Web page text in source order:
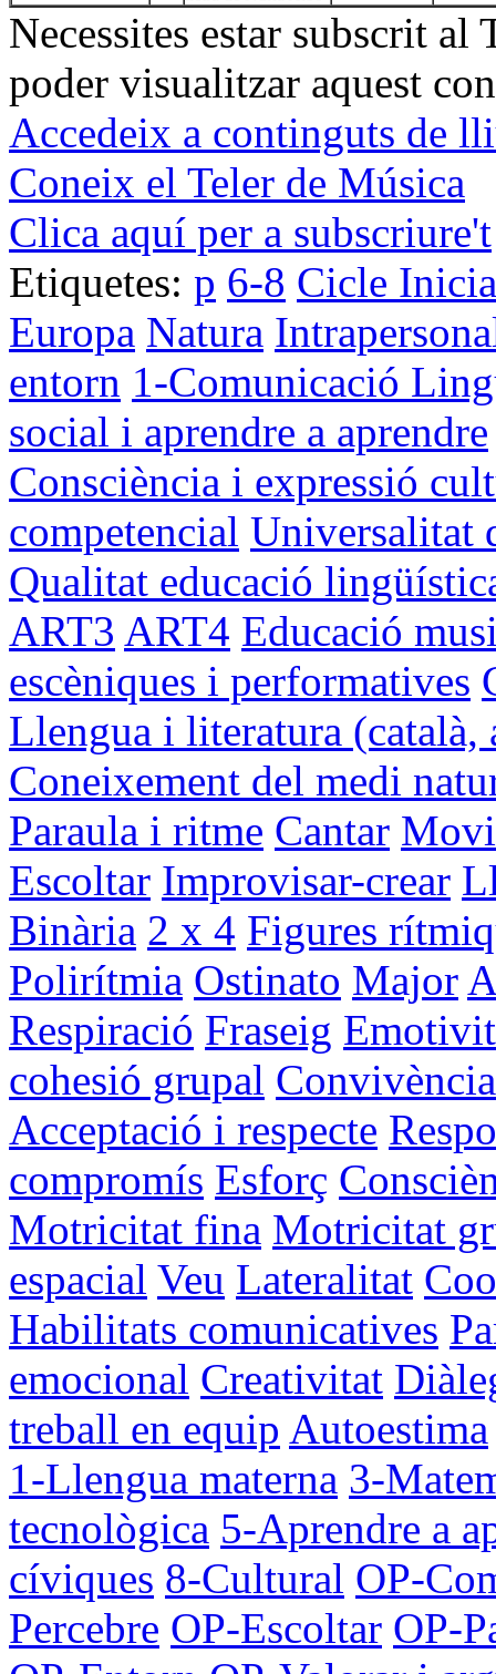
Necessites estar subscrit al
poder visualitzar aquest
Accedeix a continguts de
Coneix el Teler de Música
Clica aquí per a subscriure't
Etiquetes: p 6-8 Cicle
Europa Natura
entorn 1-Comunicació
social i aprendre a aprendre
Consciència i expressió
competencial Universalitat
Qualitat educació
ART3 ART4 Educació
escèniques i performatives
Llengua i literatura (català,
Coneixement del medi
Paraula i ritme Cantar
Escoltar Improvisar-crear
Binària 2 x 4 Figures
Polirítmia Ostinato Major
Respiració Fraseig
cohesió grupal
Acceptació i respecte
compromís Esforç
Motricitat fina Motricitat
espacial Veu Lateralitat
Habilitats comunicatives
emocional Creativitat
treball en equip Autoestima
1-Llengua materna 3-
tecnològica 5-Aprendre a
cíviques 8-Cultural OP-
Percebre OP-Escoltar OP-